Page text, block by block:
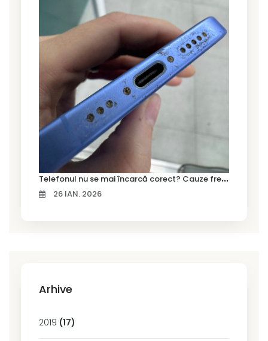
T
elefonul nu se mai încarcă corect? Cauze frecvente și soluții la service în Timișoara
26 IAN. 2026
Arhive
2019 (17)